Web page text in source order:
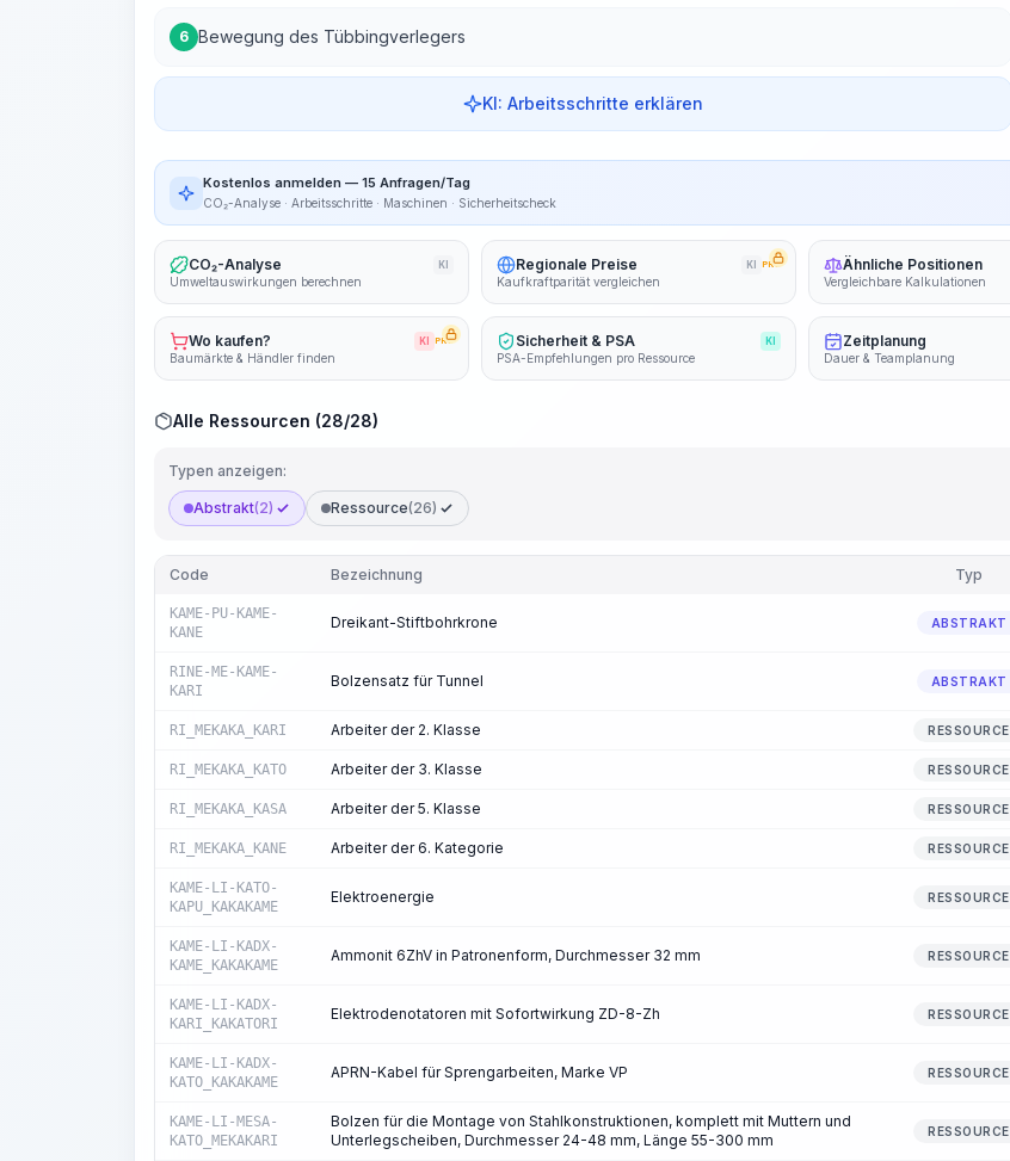
6 Bewegung des Tübbingverlegers
KI: Arbeitsschritte erklären
Kostenlos anmelden — 15 Anfragen/Tag
CO₂-Analyse · Arbeitsschritte · Maschinen · Sicherheitscheck
CO₂-Analyse KI
Umweltauswirkungen berechnen
Regionale Preise KI PRO
Kaufkraftparität vergleichen
Ähnliche Positionen
Vergleichbare Kalkulationen
Wo kaufen? KI PRO
Baumärkte & Händler finden
Sicherheit & PSA KI
PSA-Empfehlungen pro Ressource
Zeitplanung
Dauer & Teamplanung
Alle Ressourcen (28/28)
Typen anzeigen:
Abstrakt(2) Ressource(26)
Code Bezeichnung Typ
KAME-PU-KAME-
KANE
Dreikant-Stiftbohrkrone ABSTRAKT
RINE-ME-KAME-
KARI
Bolzensatz für Tunnel ABSTRAKT
RI_MEKAKA_KARI Arbeiter der 2. Klasse RESSOURCE
RI_MEKAKA_KATO Arbeiter der 3. Klasse RESSOURCE
RI_MEKAKA_KASA Arbeiter der 5. Klasse RESSOURCE
RI_MEKAKA_KANE Arbeiter der 6. Kategorie RESSOURCE
KAME-LI-KATO-
KAPU_KAKAKAME
Elektroenergie RESSOURCE
KAME-LI-KADX-
KAME_KAKAKAME
Ammonit 6ZhV in Patronenform, Durchmesser 32 mm RESSOURCE
KAME-LI-KADX-
KARI_KAKATORI
Elektrodenotatoren mit Sofortwirkung ZD-8-Zh RESSOURCE
KAME-LI-KADX-
KATO_KAKAKAME
APRN-Kabel für Sprengarbeiten, Marke VP RESSOURCE
KAME-LI-MESA-
KATO_MEKAKARI
Bolzen für die Montage von Stahlkonstruktionen, komplett mit Muttern und
Unterlegscheiben, Durchmesser 24-48 mm, Länge 55-300 mm
RESSOURCE